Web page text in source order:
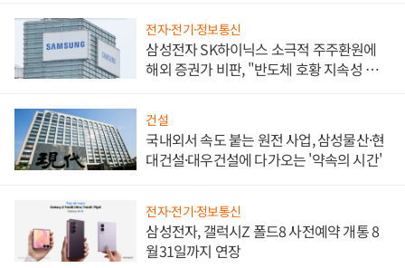
전자·전기·정보통신
삼성전자 SK하이닉스 소극적 주주환원에
해외 증권가 비판, "반도체 호황 지속성 의
건설
국내외서 속도 붙는 원전 사업, 삼성물산·현
대건설·대우건설에 다가오는 '약속의 시간'
전자·전기·정보통신
삼성전자, 갤럭시Z 폴드8 사전예약 개통 8
월31일까지 연장